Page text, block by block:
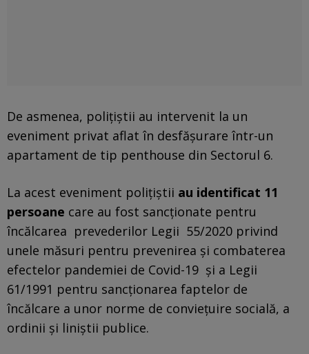
De asmenea, poliţiştii au intervenit la un
eveniment privat aflat în desfăşurare într-un
apartament de tip penthouse din Sectorul 6.
La acest eveniment poliţiştii au identificat 11
persoane care au fost sancţionate pentru
încălcarea prevederilor Legii 55/2020 privind
unele măsuri pentru prevenirea şi combaterea
efectelor pandemiei de Covid-19 şi a Legii
61/1991 pentru sancţionarea faptelor de
încălcare a unor norme de convieţuire socială, a
ordinii şi liniştii publice.